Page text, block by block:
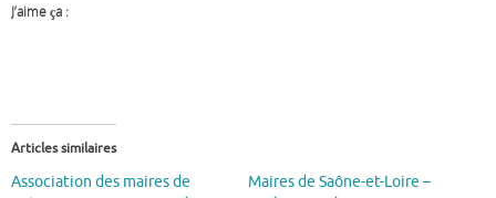
J’aime ça :
Articles similaires
Association des maires de
Maires de Saône-et-Loire –